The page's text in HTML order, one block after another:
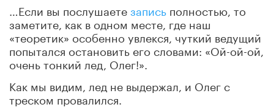
…Если вы послушаетезапись полностью, то
заметите, как в одном месте, где наш
«теоретик» особенно увлекся, чуткий ведущий
попытался остановить его словами: «Ой-ой-ой,
очень тонкий лед, Олег!».
Как мы видим, лед не выдержал, и Олег с
треском провалился.